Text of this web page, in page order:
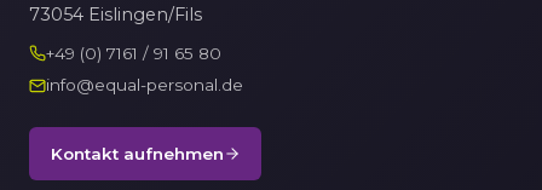
73054 Eislingen/Fils
+49 (0) 7161 / 91 65 80
info@equal-personal.de
Kontakt aufnehmen